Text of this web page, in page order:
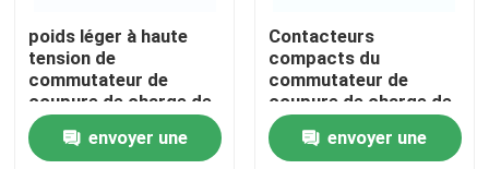
Maison
Produits
Au sujet de nous
poids léger à haute
tension de
commutateur de
coupure de charge de
24kv 630a
envoyer une
Contacteurs
compacts du
commutateur de
coupure de charge de
l'air 12Kv du CEI
60265 troisenvoyer une